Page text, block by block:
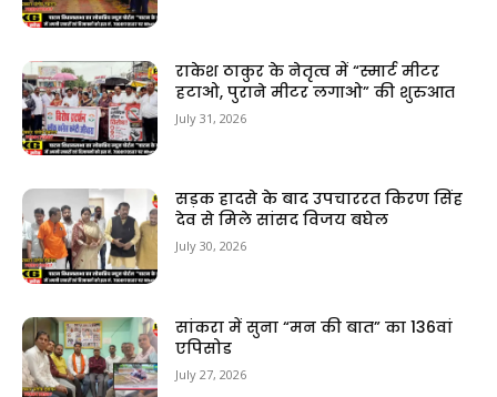
राकेश ठाकुर के नेतृत्व में “स्मार्ट मीटर
हटाओ, पुराने मीटर लगाओ” की शुरुआत
July 31, 2026
सड़क हादसे के बाद उपचाररत किरण सिंह
देव से मिले सांसद विजय बघेल
July 30, 2026
सांकरा में सुना “मन की बात” का 136वां
एपिसोड
July 27, 2026